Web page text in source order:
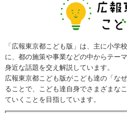
「広報東京都こども版」は、主に小学
に、都の施策や事業などの中からテー
身近な話題を交え解説しています。
広報東京都こども版がこども達の「な
ることで、こども達自身でさまざまな
ていくことを目指しています。